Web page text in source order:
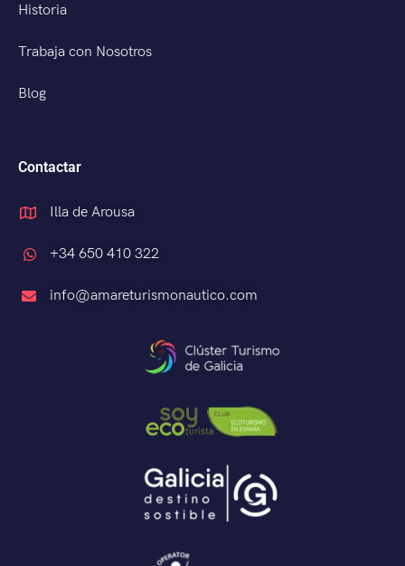
Historia
Trabaja con Nosotros
Blog
Contactar
Illa de Arousa
+34 650 410 322
info@amareturismonautico.com